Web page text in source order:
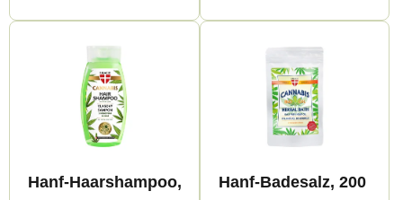
Hanf-Haarshampoo, 250 ml - Palacio
Hanf-Badesalz, 200 g -